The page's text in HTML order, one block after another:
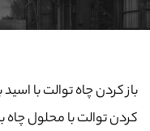
باز كردن چاه توالت با اسید
کردن توالت با محلول چاه